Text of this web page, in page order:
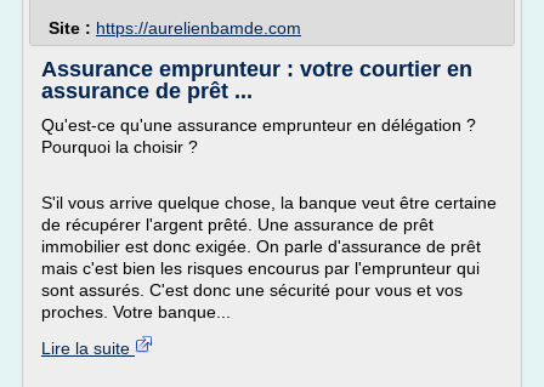
Site : https://aurelienbamde.com
Assurance emprunteur : votre courtier en
assurance de prêt ...
Qu'est-ce qu'une assurance emprunteur en délégation ?
Pourquoi la choisir ?
S'il vous arrive quelque chose, la banque veut être certaine
de récupérer l'argent prêté. Une assurance de prêt
immobilier est donc exigée. On parle d'assurance de prêt
mais c'est bien les risques encourus par l'emprunteur qui
sont assurés. C'est donc une sécurité pour vous et vos
proches. Votre banque...
Lire la suite